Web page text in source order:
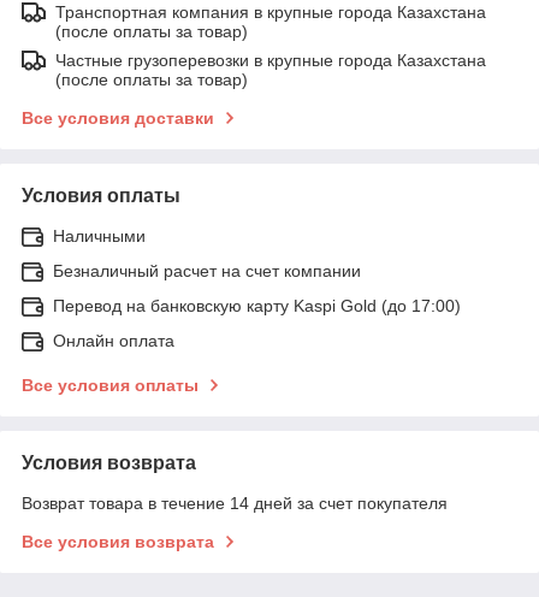
Транспортная компания в крупные города Казахстана
(после оплаты за товар)
Частные грузоперевозки в крупные города Казахстана
(после оплаты за товар)
Все условия доставки
Условия оплаты
Наличными
Безналичный расчет на счет компании
Перевод на банковскую карту Kaspi Gold (до 17:00)
Онлайн оплата
Все условия оплаты
Условия возврата
Возврат товара в течение 14 дней за счет покупателя
Все условия возврата